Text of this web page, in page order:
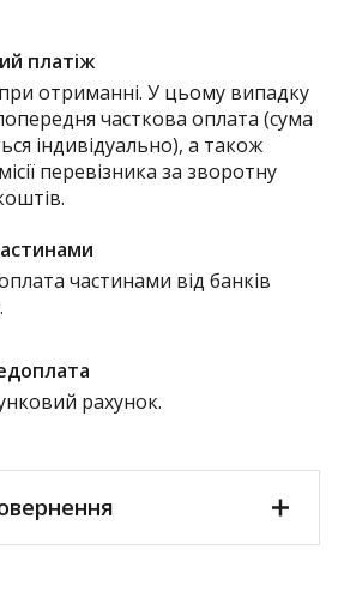
платіж
отриманні. У цьому випадку
часткова оплата (сума
індивідуально), а також
перевізника за зворотну
частинами від банків
рахунок.